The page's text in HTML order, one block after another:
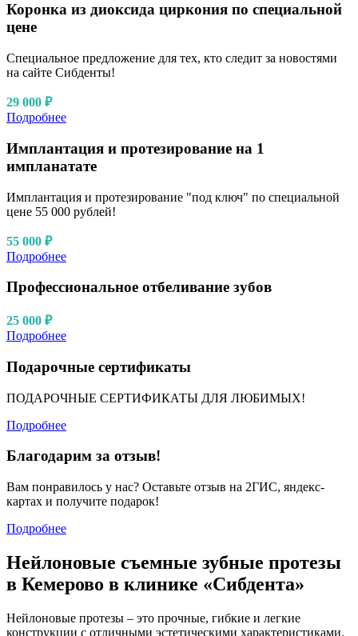
Коронка из диоксида циркония по специальной
цене
Специальное предложение для тех, кто следит за новостями
на сайте Сибденты!
29 000 ₽
Подробнее
Имплантация и протезирование на 1
импланатате
Имплантация и протезирование "под ключ" по специальной
цене 55 000 рублей!
55 000 ₽
Подробнее
Профессиональное отбеливание зубов
25 000 ₽
Подробнее
Подарочные сертификаты
ПОДАРОЧНЫЕ СЕРТИФИКАТЫ ДЛЯ ЛЮБИМЫХ!
Подробнее
Благодарим за отзыв!
Вам понравилось у нас? Оставьте отзыв на 2ГИС, яндекс-
картах и получите подарок!
Подробнее
Нейлоновые съемные зубные протезы
в Кемерово в клинике «Сибдента»
Нейлоновые протезы – это прочные, гибкие и легкие
конструкции с отличными эстетическими характеристиками,